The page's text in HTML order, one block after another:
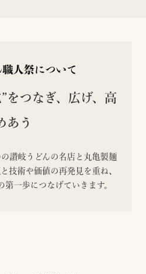
人祭について
をつなぎ、広げ、高
あう
讃岐うどんの名店と丸亀製麺
技術や価値の再発見を重ね、
一歩につなげていきます。